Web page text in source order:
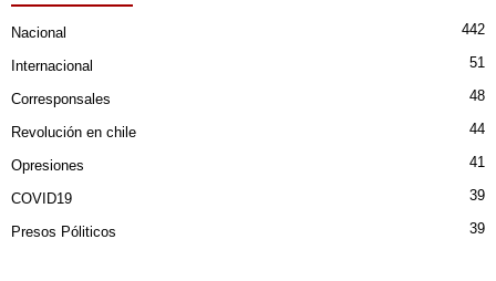
Nacional 442
Internacional 51
Corresponsales 48
Revolución en chile 44
Opresiones 41
COVID19 39
Presos Póliticos 39